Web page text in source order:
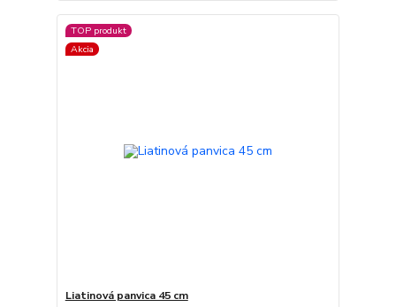
TOP produkt
Akcia
Liatinová panvica 45 cm